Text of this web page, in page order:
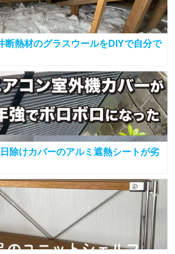
断熱材のグラスウールをDIYで自分で
除けカバーのアルミ遮熱シートが劣